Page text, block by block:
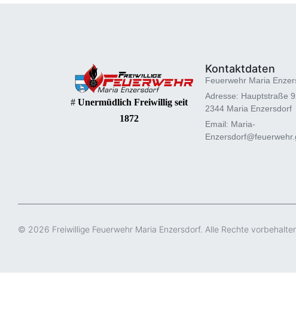
# Unermüdlich Freiwillig seit
1872
Kontaktdaten
Feuerwehr Maria
Adresse: Hauptstraße
2344 Maria Enzersdorf
Email: Maria-
© 2026 Freiwillige Feuerwehr Maria Enzersdorf. Alle Rechte